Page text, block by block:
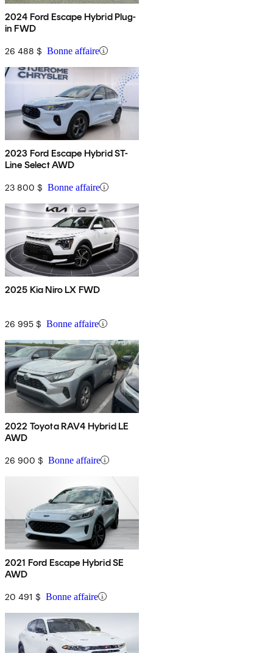
2024 Ford Escape Hybrid Plug-
in FWD
26 488 $ Bonne affaire
2023 Ford Escape Hybrid ST-
Line Select AWD
23 800 $ Bonne affaire
2025 Kia Niro LX FWD
26 995 $ Bonne affaire
2022 Toyota RAV4 Hybrid LE
AWD
26 900 $ Bonne affaire
2021 Ford Escape Hybrid SE
AWD
20 491 $ Bonne affaire